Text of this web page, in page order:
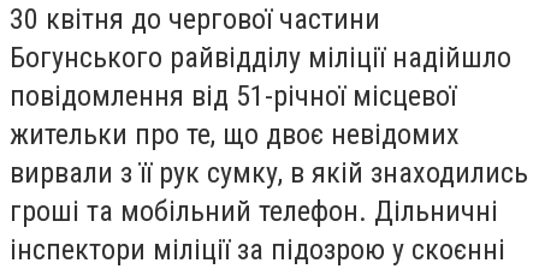
30 квітня до чергової частини
Богунського райвідділу міліції надійшло
повідомлення від 51-річної місцевої
жительки про те, що двоє невідомих
вирвали з її рук сумку, в якій знаходились
гроші та мобільний телефон. Дільничні
інспектори міліції за підозрою у скоєнні